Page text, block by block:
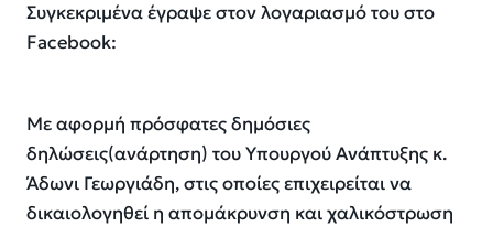
Συγκεκριμένα έγραψε στον λογαριασμό του στο
Facebook:
Με αφορμή πρόσφατες δημόσιες
δηλώσεις(ανάρτηση) του Υπουργού Ανάπτυξης κ.
Άδωνι Γεωργιάδη, στις οποίες επιχειρείται να
δικαιολογηθεί η απομάκρυνση και χαλικόστρωση